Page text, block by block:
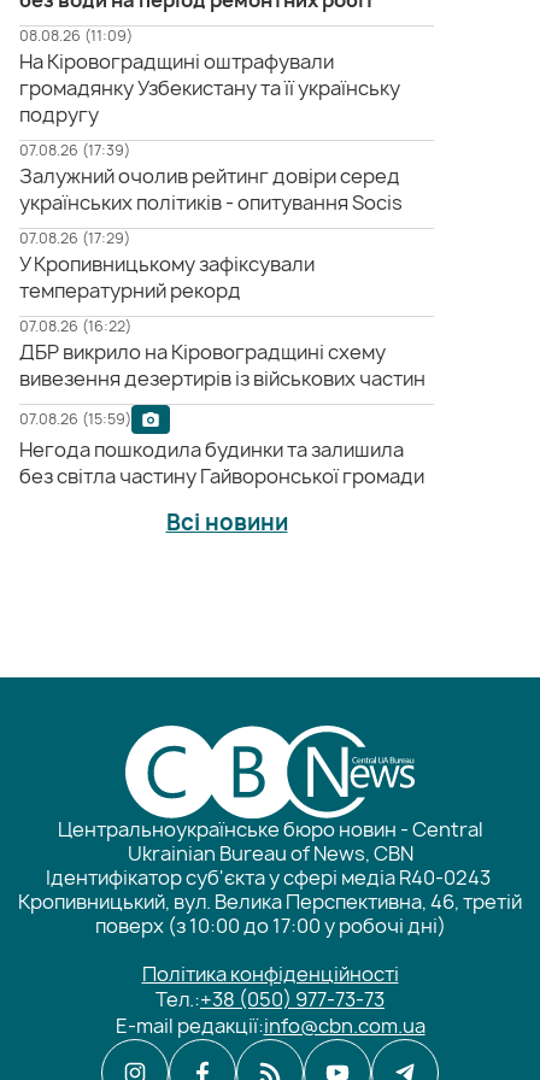
08.08.26 (11:09)
На Кіровоградщині оштрафували
громадянку Узбекистану та її українську
подругу
07.08.26 (17:39)
Залужний очолив рейтинг довіри серед
українських політиків - опитування Socis
07.08.26 (17:29)
У Кропивницькому зафіксували
температурний рекорд
07.08.26 (16:22)
ДБР викрило на Кіровоградщині схему
вивезення дезертирів із військових частин
07.08.26 (15:59)
Негода пошкодила будинки та залишила
без світла частину Гайворонської громади
Всі новини
Центральноукраїнське бюро новин - Central
Ukrainian Bureau of News, CBN
Ідентифікатор суб'єкта у сфері медіа R40-0243
Кропивницький, вул. Велика Перспективна, 46, третій
поверх (з 10:00 до 17:00 у робочі дні)
Політика конфіденційності
Тел.:+38 (050) 977-73-73
E-mail редакції:info@cbn.com.ua